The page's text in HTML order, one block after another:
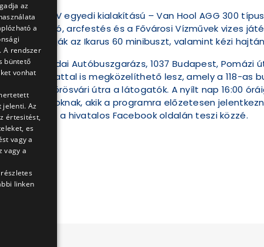
a BKV egyedi kialakítású – Van Hool AGG 300
arcfestés és a Fővárosi Vízművek vizes
kipróbálhatják az Ikarus 60 minibuszt, valamint kézi
– BKV Óbudai Autóbuszgarázs, 1037 Budapest,
is megközelíthető lesz, amely a 118-as
vissza a Vörösvári útra a látogatók. A nyílt nap 16:00
is azoknak, akik a programra előzetesen
társaság a hivatalos Facebook oldalán teszi közzé.
22.
az
a
A rendszer
büntető
vonhat
jelenti. Az
értesitést,
es
vagy a
vagy a
linken